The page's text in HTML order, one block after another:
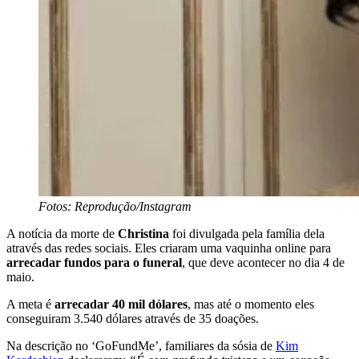
Fotos: Reprodução/Instagram
A notícia da morte de Christina foi divulgada pela família dela
através das redes sociais. Eles criaram uma vaquinha online para
arrecadar fundos para o funeral, que deve acontecer no dia 4 de
maio.
A meta é arrecadar 40 mil dólares, mas até o momento eles
conseguiram 3.540 dólares através de 35 doações.
Na descrição no ‘GoFundMe’, familiares da sósia de Kim